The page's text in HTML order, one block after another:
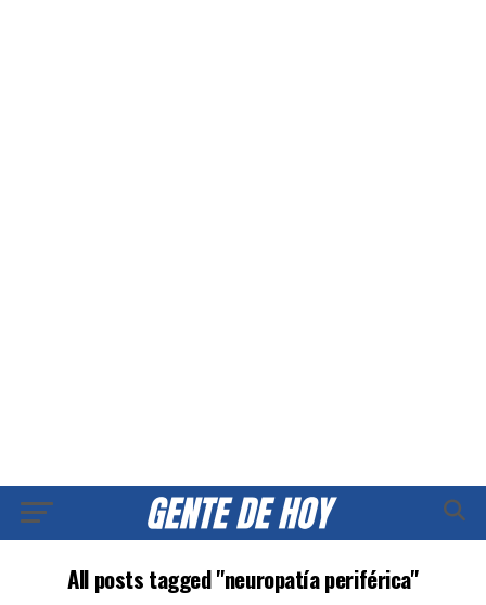
All posts tagged "neuropatía periférica"